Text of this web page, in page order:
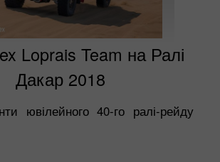
Loprais Team на Ралі
Дакар 2018
ювілейного 40-го ралі-рейду